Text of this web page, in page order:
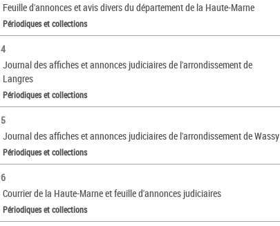
Feuille d'annonces et avis divers du département de la Haute-Marne
Périodiques et collections
4
Journal des affiches et annonces judiciaires de l'arrondissement de
Langres
Périodiques et collections
5
Journal des affiches et annonces judiciaires de l'arrondissement de Wassy
Périodiques et collections
6
Courrier de la Haute-Marne et feuille d'annonces judiciaires
Périodiques et collections